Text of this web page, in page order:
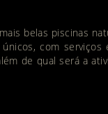
belas piscinas
com serviços
de qual será a